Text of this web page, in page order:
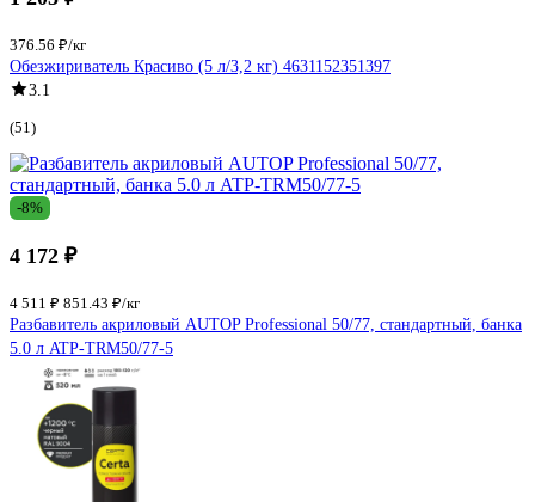
376.56 ₽/кг
Обезжириватель Красиво (5 л/3,2 кг) 4631152351397
3.1
(51)
-8%
4 172 ₽
4 511 ₽ 851.43 ₽/кг
Разбавитель акриловый AUTOP Professional 50/77, стандартный, банка
5.0 л ATP-TRM50/77-5